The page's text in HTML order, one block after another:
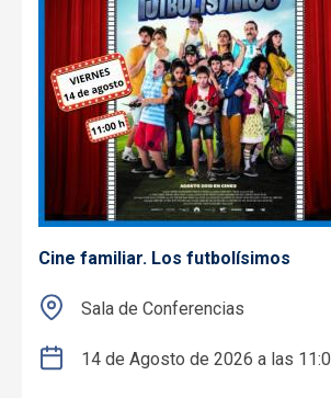
Cine familiar. Los futbolísimos
Sala de Conferencias
14 de Agosto de 2026 a las